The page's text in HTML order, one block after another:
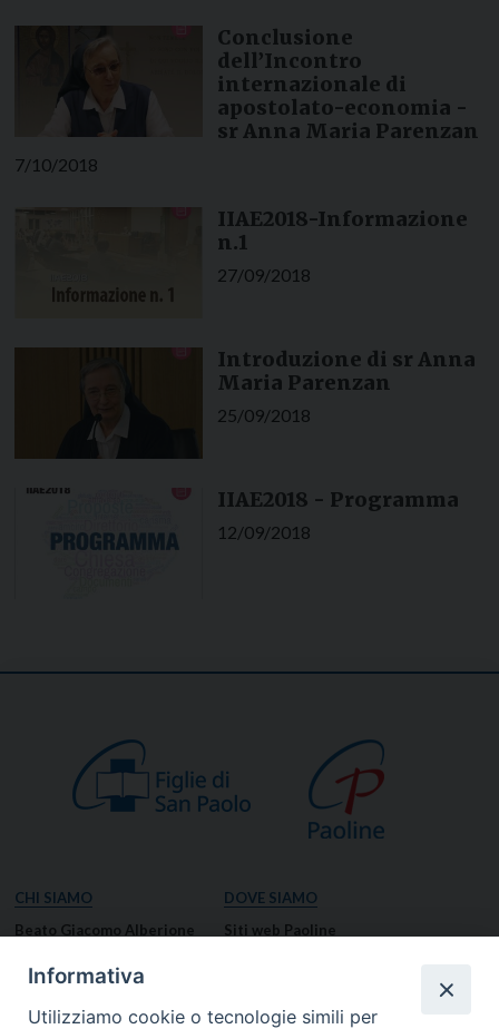
Conclusione
dell’Incontro
internazionale di
apostolato-economia -
sr Anna Maria Parenzan
7/10/2018
IIAE2018-Informazione
n.1
27/09/2018
Introduzione di sr Anna
Maria Parenzan
25/09/2018
IIAE2018 - Programma
12/09/2018
CHI SIAMO
Beato Giacomo Alberione
DOVE SIAMO
Siti web Paoline
Informativa
Utilizziamo cookie o tecnologie simili per